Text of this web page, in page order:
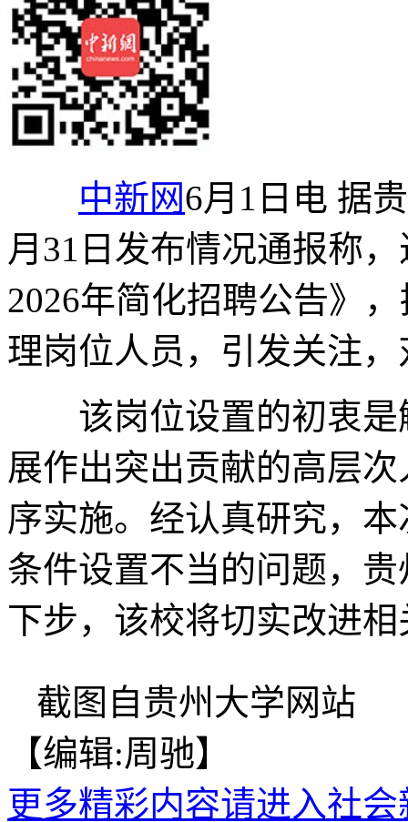
中新网6月1日电 据
月31日发布情况通报称
2026年简化招聘公告》
理岗位人员，引发关注
该岗位设置的初衷是
展作出突出贡献的高层
序实施。经认真研究，
条件设置不当的问题，
下步，该校将切实改进
截图自贵州大学网站
【编辑:周驰】
更多精彩内容请进入社会